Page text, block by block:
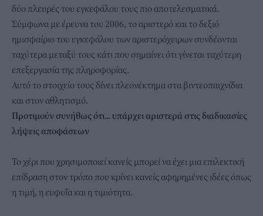
δύο πλευρές του εγκεφάλου τους πιο αποτελεσματικά.
Σύμφωνα με έρευνα του 2006, το αριστερό και το δεξιό
ημισφαίριο του εγκεφάλου των αριστερόχειρων συνδέονται
ταχύτερα μεταξύ τους κάτι που σημαίνει ότι γίνεται ταχύτερη
επεξεργασία της πληροφορίας.
Αυτό το στοιχείο τους δίνει πλεονέκτημα στα βιντεοπαιχνίδια
και στον αθλητισμό.
Προτιμούν συνήθως ότι... υπάρχει αριστερά στις διαδικασίες
λήψεις αποφάσεων
Το χέρι που χρησιμοποιεί κανείς μπορεί να έχει μια επιλεκτική
επίδραση στον τρόπο που κρίνει κανείς αφηρημένες ιδέες όπως
η τιμή, η ευφυΐα και η τιμιότητα.